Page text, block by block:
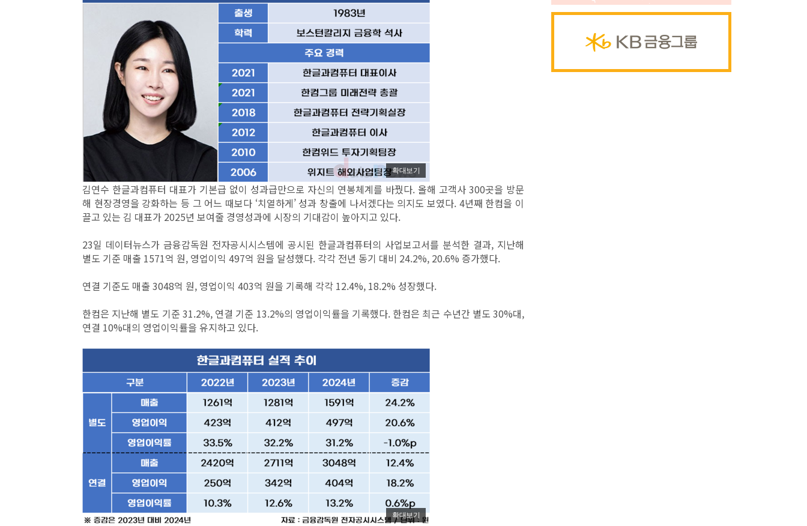
확대보기
김연수 한글과컴퓨터 대표가 기본급 없이 성과급만으로 자신의 연봉체계를 바꿨다. 올해 고객사 300곳을 방문
해 현장경영을 강화하는 등 그 어느 때보다 ‘치열하게’ 성과 창출에 나서겠다는 의지도 보였다. 4년째 한컴을 이
끌고 있는 김 대표가 2025년 보여줄 경영성과에 시장의 기대감이 높아지고 있다.
23일 데이터뉴스가 금융감독원 전자공시시스템에 공시된 한글과컴퓨터의 사업보고서를 분석한 결과, 지난해
별도 기준 매출 1571억 원, 영업이익 497억 원을 달성했다. 각각 전년 동기 대비 24.2%, 20.6% 증가했다.
연결 기준도 매출 3048억 원, 영업이익 403억 원을 기록해 각각 12.4%, 18.2% 성장했다.
한컴은 지난해 별도 기준 31.2%, 연결 기준 13.2%의 영업이익률을 기록했다. 한컴은 최근 수년간 별도 30%대,
연결 10%대의 영업이익률을 유지하고 있다.
확대보기